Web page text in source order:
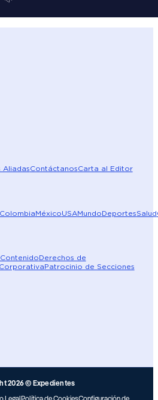
AliadasContáctanosCarta al Editor
ColombiaMéxicoUSAMundoDeportesSalud
Derechos de
Patrocinio de Secciones
2026 © Expedientes